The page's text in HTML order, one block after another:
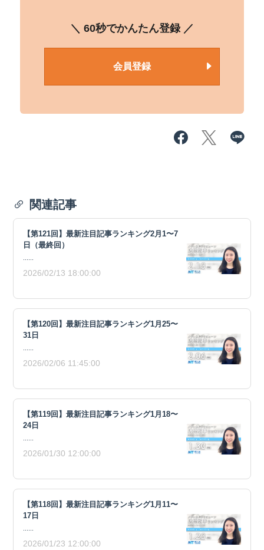
＼ 60秒でかんたん登録 ／
会員登録
関連記事
【第121回】最新注目記事ランキング2月1〜7
日（最終回）
2026/02/13 18:00:00
【第120回】最新注目記事ランキング1月25〜
31日
2026/02/06 11:45:00
【第119回】最新注目記事ランキング1月18〜
24日
2026/01/30 12:00:00
【第118回】最新注目記事ランキング1月11〜
17日
2026/01/23 12:00:00